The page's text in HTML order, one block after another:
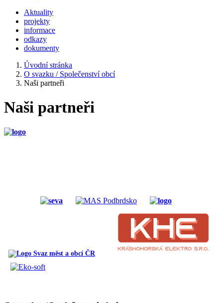
Aktuality
projekty
informace
odkazy
dokumenty
Úvodní stránka
O svazku / Společenství obcí
Naši partneři
Naši partneři